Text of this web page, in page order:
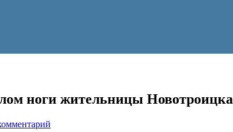
ноги жительницы Новотроицка